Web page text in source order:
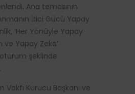
Ana temasının
İtici Gücü Yapay
‘Her Yönüyle Yapay
ve Yapay Zeka’
oturum şeklinde
Vakfı Kurucu Başkanı ve